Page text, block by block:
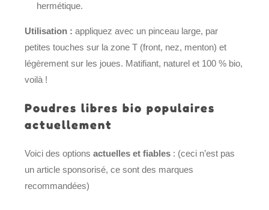
hermétique.
Utilisation : appliquez avec un pinceau large, par
petites touches sur la zone T (front, nez, menton) et
légèrement sur les joues. Matifiant, naturel et 100 % bio,
voilà !
Poudres libres bio populaires
actuellement
Voici des optionsactuelles et fiables : (ceci n’est pas
un article sponsorisé, ce sont des marques
recommandées)